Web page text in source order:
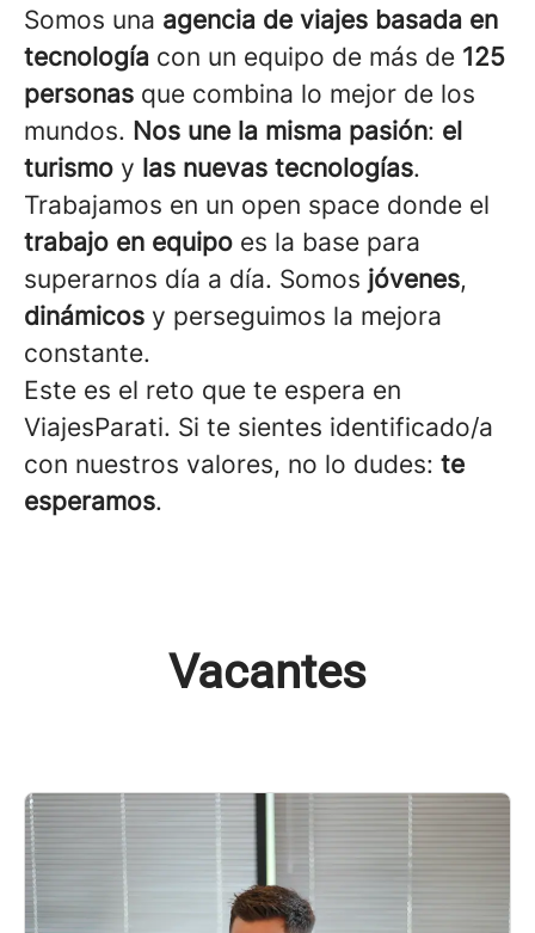
Somos una agencia de viajes basada en
tecnología con un equipo de más de 125
personas que combina lo mejor de los
mundos. Nos une la misma pasión: el
turismo y las nuevas tecnologías.
Trabajamos en un open space donde el
trabajo en equipo es la base para
superarnos día a día. Somos jóvenes,
dinámicos y perseguimos la mejora
constante.
Este es el reto que te espera en
ViajesParati. Si te sientes identificado/a
con nuestros valores, no lo dudes: te
esperamos.
Vacantes